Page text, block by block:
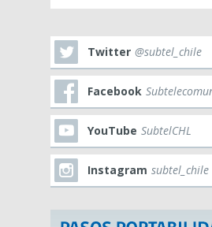
Twitter @subtel_chile
Facebook
YouTube SubtelCHL
Instagram subtel_chile